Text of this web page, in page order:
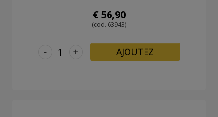
€ 56,90
(cod. 63943)
+
- AJOUTEZ